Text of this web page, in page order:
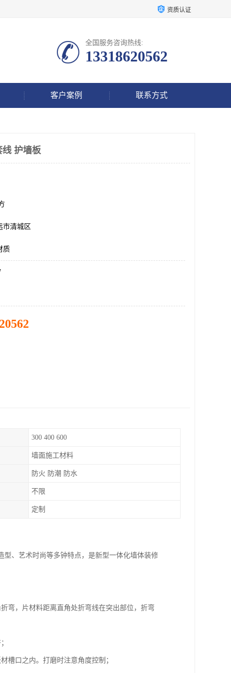
资质认证
全国服务咨询热线:
13318620562
客户案例 联系方式
线 护墙板
市清城区
质
300 400 600
墙面施工材料
防火 防潮 防水
不限
定制
、艺术时尚等多钟特点，是新型一体化墙体装修
弯，片材料距离直角处折弯线在突出部位，折弯
槽口之内。打磨时注意角度控制；